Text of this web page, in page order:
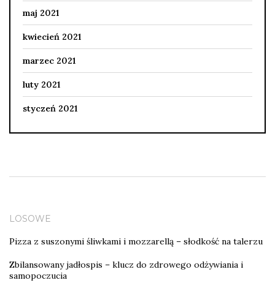
maj 2021
kwiecień 2021
marzec 2021
luty 2021
styczeń 2021
LOSOWE
Pizza z suszonymi śliwkami i mozzarellą – słodkość na talerzu
Zbilansowany jadłospis – klucz do zdrowego odżywiania i
samopoczucia